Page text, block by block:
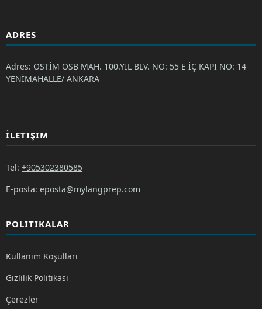
ADRES
Adres: OSTİM OSB MAH. 100.YIL BLV. NO: 55 E İÇ KAPI NO: 14
YENİMAHALLE/ ANKARA
İLETIŞIM
Tel: +905302380585
E-posta: eposta@mylangprep.com
POLITIKALAR
Kullanım Koşulları
Gizlilik Politikası
Çerezler